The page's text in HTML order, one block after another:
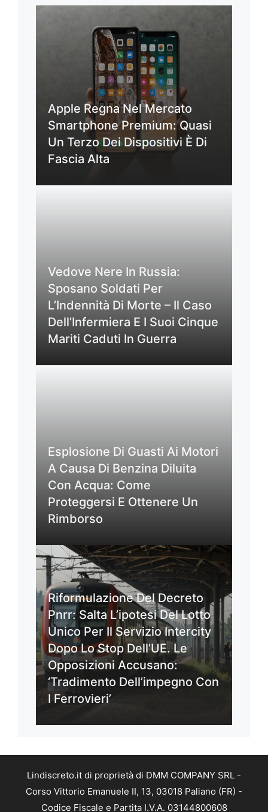
Apple Regna Nel Mercato
Smartphone Premium: Quasi
Un Terzo Dei Dispositivi È Di
Fascia Alta
Vedove Nere In Russia:
Sposano Soldati Per
L’Indennità Di Morte – Il Caso
Dell’Infermiera E I Suoi Cinque
Mariti Caduti In Guerra
Esplosione Di Guasti Ai Motori
A Causa Di Benzina Diluita
Con Acqua: Come
Proteggersi E Ottenere Un
Rimborso
Riformulazione Del Decreto
Pnrr: Salta L’ipotesi Del Lotto
Unico Per Il Servizio Intercity
Dopo Lo Stop Dell’UE. Le
Opposizioni Accusano:
‘Tradimento Dell’impegno Con
I Ferrovieri’
Lindiscreto.it di proprietà di DMM COMPANY SRL -
Corso Vittorio Emanuele II, 13, 03018 Paliano (FR) -
Codice Fiscale e Partita I.V.A. 03144800608